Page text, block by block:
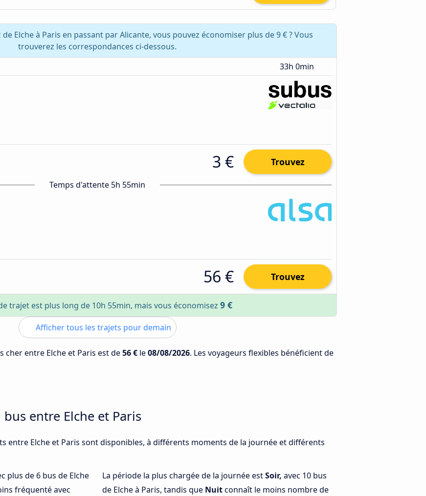
Elche à Paris en passant par Alicante, vous pouvez économiser plus de 9 € ? Vous
trouverez les correspondances ci-dessous.
33h 0min
3 € Trouvez
Temps d'attente 5h 55min
56 € Trouvez
trajet est plus long de 10h 55min, mais vous économisez 9 €
Afficher tous les trajets pour demain
cher entre Elche et Paris est de56 € le08/08/2026. Les voyageurs flexibles bénéficient de
entre Elche et Paris
entre Elche et Paris sont disponibles, à différents moments de la journée et différents
plus de 6 bus de Elche
fréquenté avec
La période la plus chargée de la journée estSoir, avec 10 bus
de Elche à Paris, tandis que Nuitconnaît le moins nombre de